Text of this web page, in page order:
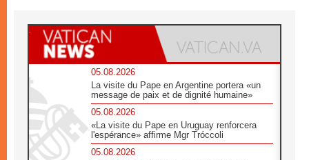
05.08.2026
La visite du Pape en Argentine portera «un
message de paix et de dignité humaine»
05.08.2026
«La visite du Pape en Uruguay renforcera
l'espérance» affirme Mgr Tróccoli
05.08.2026